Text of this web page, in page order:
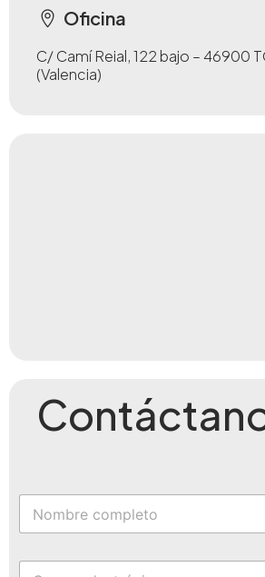
Oficina
C/ Camí Reial, 122 bajo – 46900
(Valencia)